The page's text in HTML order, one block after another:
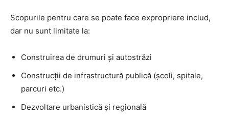
Scopurile pentru care se poate face expropriere includ,
dar nu sunt limitate la:
Construirea de drumuri și autostrăzi
Construcţii de infrastructură publică (școli, spitale,
parcuri etc.)
Dezvoltare urbanistică și regională